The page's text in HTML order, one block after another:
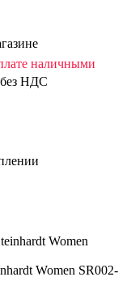
наличными
НДС
Women SR002-